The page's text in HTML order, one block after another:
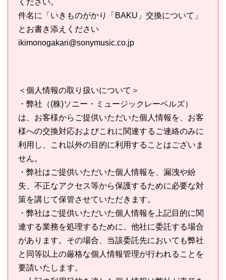
ください。
件名に「いきものがかり「BAKU」交換について」
とお書き添えください
ikimonogakari@sonymusic.co.jp
＜個人情報の取り扱いについて＞
・弊社（(株)ソニー・ミュージックレーベルズ）
は、お客様からご提供いただいた個人情報を、お客
様への交換対応およびこれに関連するご連絡のみに
利用し、これ以外の目的に利用することはございま
せん。
・弊社はご提供いただいた個人情報を、漏洩や紛
失、不正なアクセス等から保護するために必要な対
策を講じて保管させていただきます。
・弊社はご提供いただいた個人情報を上記目的に関
連する業務を処理するために、他社に委託する場合
があります。その場合、当該委託先においても弊社
と同等以上の厳格な個人情報管理が行われることを
要請いたします。